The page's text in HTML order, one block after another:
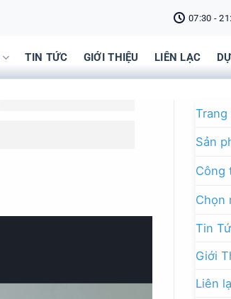
07:30 -
TIN TỨC GIỚI THIỆU LIÊN LẠC
Trang
Sản
Công
Chọn
Tin
Giới
Liên